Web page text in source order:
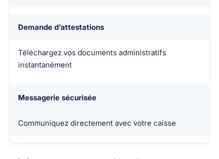
Demande d’attestations
Téléchargez vos documents administratifs
instantanément
Messagerie sécurisée
Communiquez directement avec votre caisse